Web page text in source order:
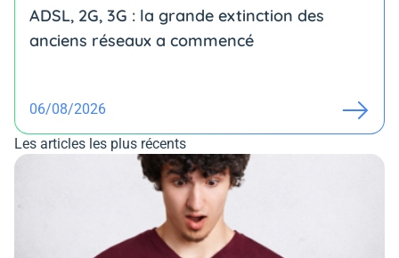
ADSL, 2G, 3G : la grande extinction des
anciens réseaux a commencé
06/08/2026
Les articles les plus récents